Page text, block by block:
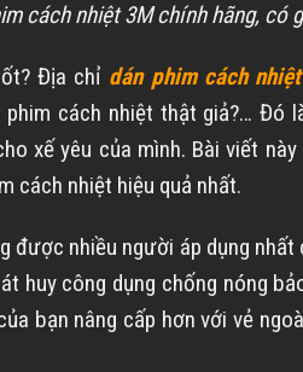
cách nhiệt 3M chính hãng, có
Địa chỉ dán phim cách
cách nhiệt thật giả?… Đó
xế yêu của mình. Bài viết
cách nhiệt hiệu quả nhất.
được nhiều người áp dụng nhất
huy công dụng chống nóng
bạn nâng cấp hơn với vẻ